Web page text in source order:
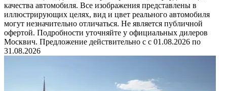
качества автомобиля. Все изображения представлены в
иллюстрирующих целях, вид и цвет реального автомобиля
могут незначительно отличаться. Не является публичной
офертой. Подробности уточняйте у официальных дилеров
Москвич. Предложение действительно с с 01.08.2026 по
31.08.2026